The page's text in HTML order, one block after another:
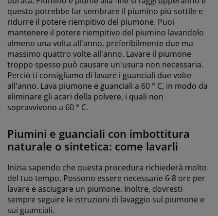
questo potrebbe far sembrare il piumino più sottile e
ridurre il potere riempitivo del piumone. Puoi
mantenere il potere riempitivo del piumino lavandolo
almeno una volta all'anno, preferibilmente due ma
massimo quattro volte all'anno. Lavare il piumone
troppo spesso può causare un'usura non necessaria.
Perciò ti consigliamo di lavare i guanciali due volte
all'anno. Lava piumone e guanciali a 60 ° C, in modo da
eliminare gli acari della polvere, i quali non
sopravvivono a 60 ° C.
Piumini e guanciali con imbottitura
naturale o sintetica: come lavarli
Inizia sapendo che questa procedura richiederà molto
del tuo tempo. Possono essere necessarie 6-8 ore per
lavare e asciugare un piumone. Inoltre, dovresti
sempre seguire le istruzioni di lavaggio sul piumone e
sui guanciali.